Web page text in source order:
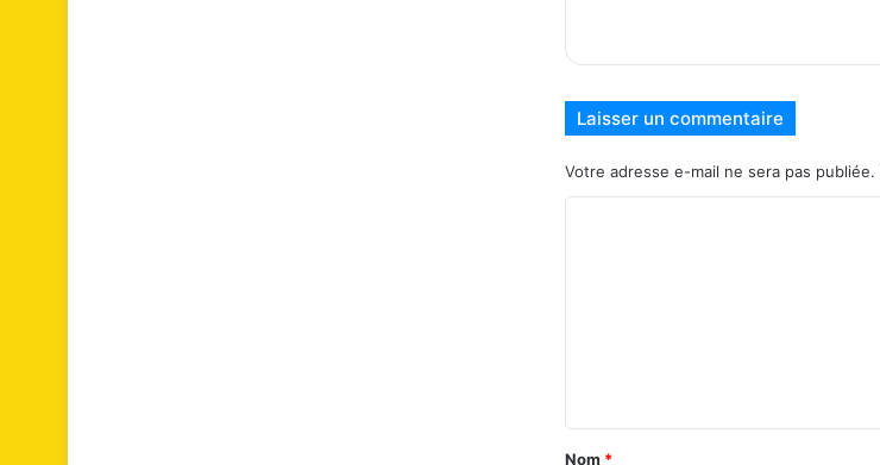
Laisser un commentaire
Votre adresse e-mail ne sera pas publiée.
t
Nom *